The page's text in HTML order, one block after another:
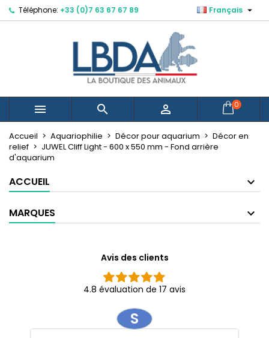
Téléphone: +33 (0)7 63 67 67 89 Français 
   0
Accueil Aquariophilie Décor pour aquarium
Décor en
relief
JUWEL Cliff Light - 600 x 550 mm - Fond arrière
d'aquarium
ACCUEIL
MARQUES
Avis des clients
4.8 évaluation de 17 avis
S
Mes listes d'envies ×
Créer une nouvelle liste
Créer une liste d'envies ×
Nom de la liste d'envies
Annuler Créer une liste d'envies
Connexion ×
Vous devez être connecté pour ajouter des produits
à votre liste d'envies.
Annuler Connexion